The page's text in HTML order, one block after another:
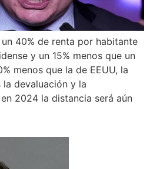
40% de renta por habitante
y un 15% menos que un
menos que la de EEUU, la
devaluación y la
2024 la distancia será aún